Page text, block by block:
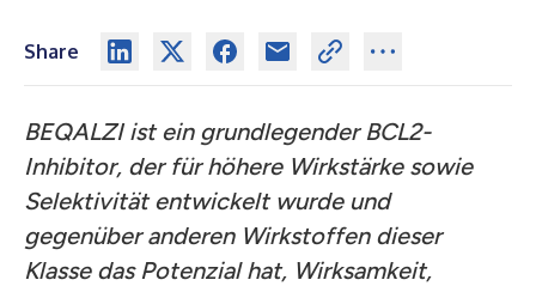
Share
BEQALZI ist ein grundlegender BCL2-
Inhibitor, der für höhere Wirkstärke sowie
Selektivität entwickelt wurde und
gegenüber anderen Wirkstoffen dieser
Klasse das Potenzial hat, Wirksamkeit,